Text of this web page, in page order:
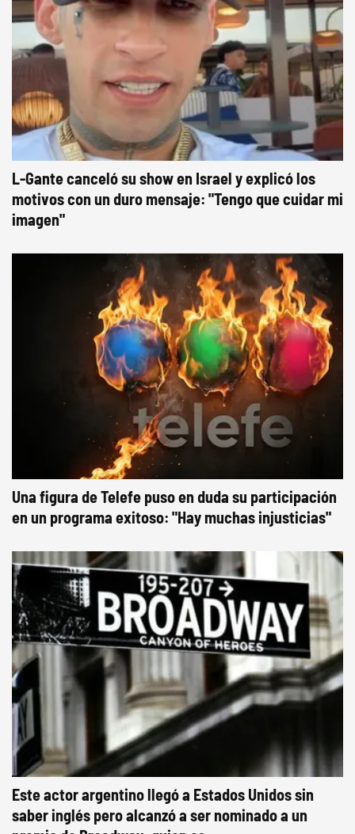
L-Gante canceló su show en Israel y explicó los
motivos con un duro mensaje: "Tengo que cuidar mi
imagen"
Una figura de Telefe puso en duda su participación
en un programa exitoso: "Hay muchas injusticias"
Este actor argentino llegó a Estados Unidos sin
saber inglés pero alcanzó a ser nominado a un